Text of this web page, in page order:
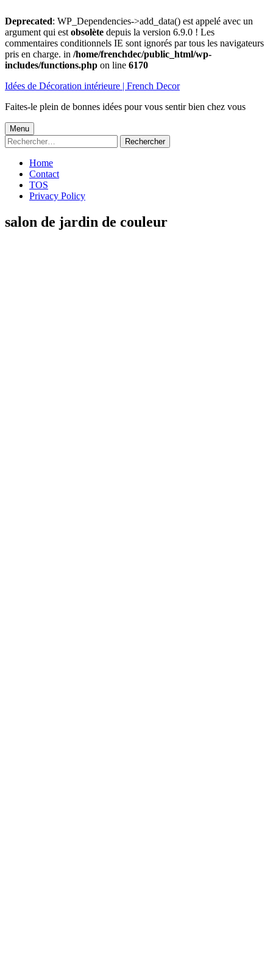
Deprecated: WP_Dependencies->add_data() est appelé avec un
argument qui est obsolète depuis la version 6.9.0 ! Les
commentaires conditionnels IE sont ignorés par tous les navigateurs
pris en charge. in /home/frenchdec/public_html/wp-
includes/functions.php on line 6170
au
Idées de Décoration intérieure | French Decor
Faites-le plein de bonnes idées pour vous sentir bien chez vous
Menu
principal
Menu
Rechercher :
Home
Contact
TOS
Privacy Policy
salon de jardin de couleur